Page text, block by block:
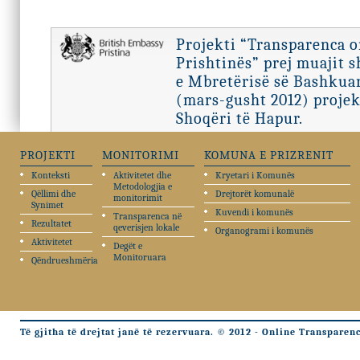
Projekti “Transparenca
Prishtinës” prej muajit
e Mbretërisë së
(mars-gusht 2012)
Shoqëri të Hapur.
PROJEKTI
Konteksti
Qëllimi dhe
Synimet
Rezultatet
Aktivitetet
Qëndrueshmëria
MONITORIMI
Aktivitetet dhe
Metodologjia e
monitorimit
Transparenca në
qeverisjen lokale
Degët e
Monitoruara
KOMUNA E PRIZRENIT
Kryetari i Komunës
Drejtorët komunalë
Kuvendi i komunës
Organogrami i komunës
Të gjitha të drejtat janë të rezervuara. © 2012 - Online